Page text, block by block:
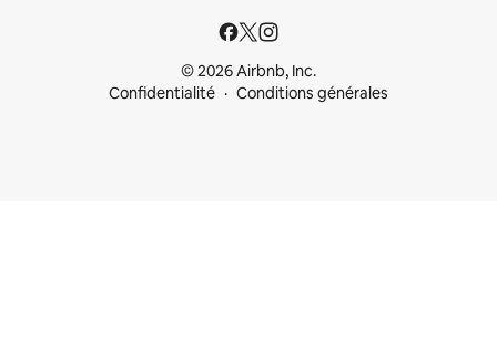
© 2026 Airbnb, Inc.
Confidentialité
Conditions générales